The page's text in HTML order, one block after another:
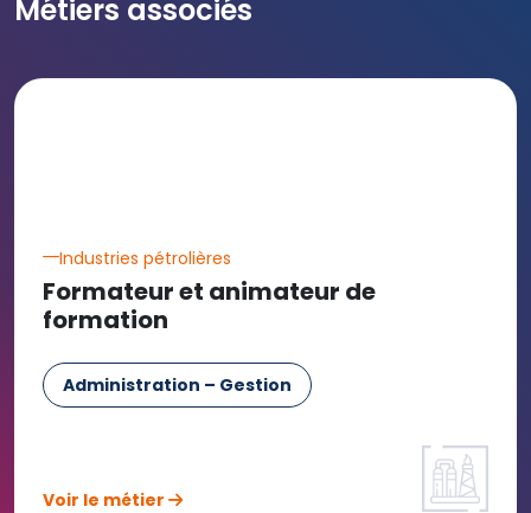
Métiers associés
Industries pétrolières
Formateur et animateur de
formation
Administration – Gestion
Voir le métier